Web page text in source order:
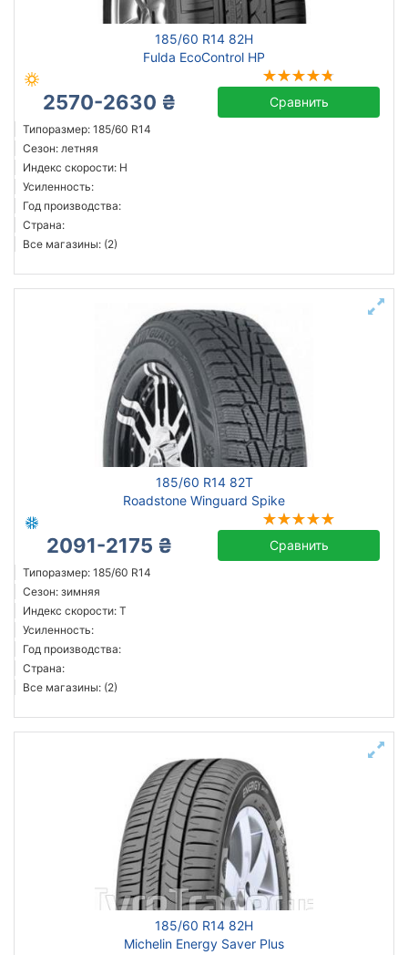
185/60 R14 82H
Fulda EcoControl HP
2570-2630 ₴ Сравнить
Типоразмер: 185/60 R14
Сезон: летняя
Индекс скорости: H
Усиленность:
Год производства:
Страна:
Все магазины: (2)
185/60 R14 82T
Roadstone Winguard Spike
2091-2175 ₴ Сравнить
Типоразмер: 185/60 R14
Сезон: зимняя
Индекс скорости: T
Усиленность:
Год производства:
Страна:
Все магазины: (2)
185/60 R14 82H
Michelin Energy Saver Plus